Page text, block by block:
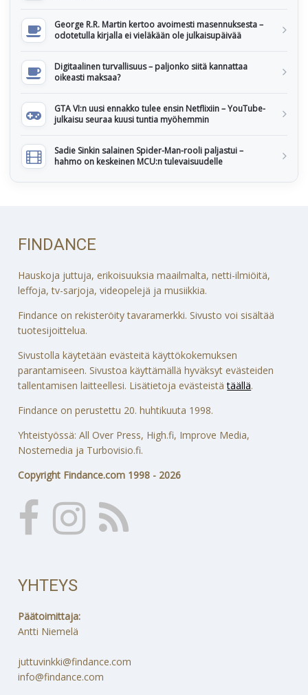
George R.R. Martin kertoo avoimesti masennuksesta –
odotetulla kirjalla ei vieläkään ole julkaisupäivää
Digitaalinen turvallisuus – paljonko siitä kannattaa
oikeasti maksaa?
GTA VI:n uusi ennakko tulee ensin Netflixiin – YouTube-
julkaisu seuraa kuusi tuntia myöhemmin
Sadie Sinkin salainen Spider-Man-rooli paljastui –
hahmo on keskeinen MCU:n tulevaisuudelle
FINDANCE
Hauskoja juttuja, erikoisuuksia maailmalta, netti-ilmiöitä,
leffoja, tv-sarjoja, videopelejä ja musiikkia.
Findance on rekisteröity tavaramerkki. Sivusto voi sisältää
tuotesijoittelua.
Sivustolla käytetään evästeitä käyttökokemuksen
parantamiseen. Sivustoa käyttämällä hyväksyt evästeiden
tallentamisen laitteellesi. Lisätietoja evästeistätäällä.
Findance on perustettu 20. huhtikuuta 1998.
Yhteistyössä: All Over Press, High.fi, Improve Media,
Nostemedia ja Turbovisio.fi.
Copyright Findance.com 1998 - 2026
YHTEYS
Päätoimittaja:
Antti Niemelä
juttuvinkki@findance.com
info@findance.com